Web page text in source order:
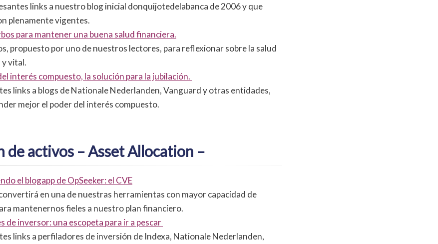
links a nuestro blog inicial donquijotedelabanca de 2006 y que
plenamente vigentes.
para mantener una buena salud financiera.
propuesto por uno de nuestros lectores, para reflexionar sobre la salud
vital.
interés compuesto, la solución para la jubilación.
links a blogs de Nationale Nederlanden, Vanguard y otras entidades,
mejor el poder del interés compuesto.
de activos – Asset Allocation –
el blogapp de OpSeeker: el CVE
convertirá en una de nuestras herramientas con mayor capacidad de
mantenernos fieles a nuestro plan financiero.
de inversor: una escopeta para ir a pescar
links a perfiladores de inversión de Indexa, Nationale Nederlanden,